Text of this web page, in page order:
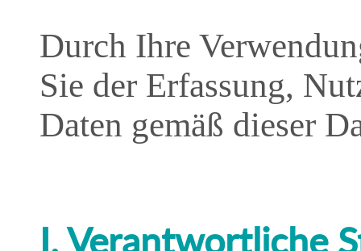
Durch Ihre
Sie der Erfassung,
Daten gemäß dieser
I. Verantwortliche